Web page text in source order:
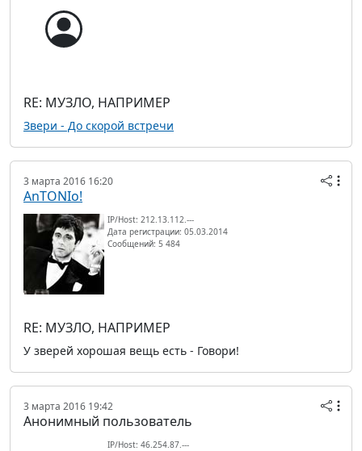
RE: МУЗЛО, НАПРИМЕР
Звери - До скорой встречи
3 марта 2016 16:20
AnTONIo!
IP/Host: 212.13.112.---
Дата регистрации: 05.03.2014
Сообщений: 5 484
RE: МУЗЛО, НАПРИМЕР
У зверей хорошая вещь есть - Говори!
3 марта 2016 19:42
Анонимный пользователь
IP/Host: 46.254.87.---